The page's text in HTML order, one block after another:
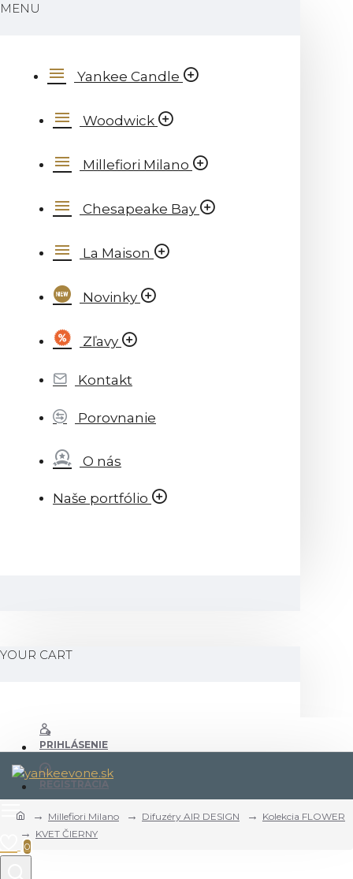
MENU
Yankee Candle
Woodwick
Millefiori Milano
Chesapeake Bay
La Maison
Novinky
Zľavy
Kontakt
Porovnanie
O nás
Naše portfólio
YOUR CART
PRIHLÁSENIE
REGISTRÁCIA
0
Millefiori Milano Difuzéry AIR DESIGN
Kolekcia FLOWER
KVET ČIERNY